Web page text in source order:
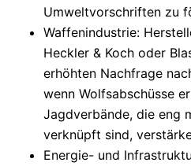
Umweltvorschriften zu
Waffenindustrie:
Heckler & Koch oder
erhöhten Nachfrage
wenn Wolfsabschüsse
Jagdverbände, die eng
verknüpft sind,
Energie- und